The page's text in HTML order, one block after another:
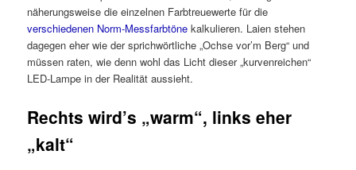
näherungsweise die einzelnen Farbtreuewerte für die
verschiedenen Norm-Messfarbtöne kalkulieren. Laien stehen
dagegen eher wie der sprichwörtliche „Ochse vor’m Berg“ und
müssen raten, wie denn wohl das Licht dieser „kurvenreichen“
LED-Lampe in der Realität aussieht.
Rechts wird’s „warm“, links eher
„kalt“